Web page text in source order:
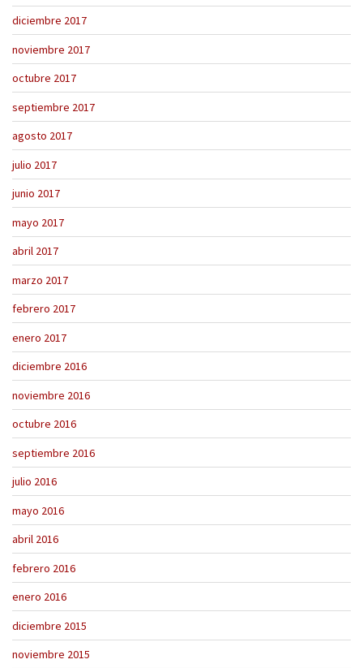
diciembre 2017
noviembre 2017
octubre 2017
septiembre 2017
agosto 2017
julio 2017
junio 2017
mayo 2017
abril 2017
marzo 2017
febrero 2017
enero 2017
diciembre 2016
noviembre 2016
octubre 2016
septiembre 2016
julio 2016
mayo 2016
abril 2016
febrero 2016
enero 2016
diciembre 2015
noviembre 2015